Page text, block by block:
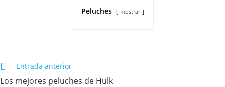
Peluches mostrar
Entrada anterior
Los mejores peluches de Hulk